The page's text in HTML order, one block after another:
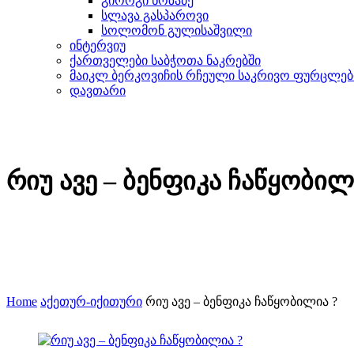
სლავა გასპაროვი
სოლომონ გულისაშვილი
ინტერვიუ
ქართველები საბჭოთა ნაკრებში
მაიკლ ბერკოვიჩის რჩეული საკრივო
დავთარი
რიუ ავე – ბენფიკა
Home აქეთურ-იქითური რიუ ავე – ბენფიკა ჩაწყობილია ?